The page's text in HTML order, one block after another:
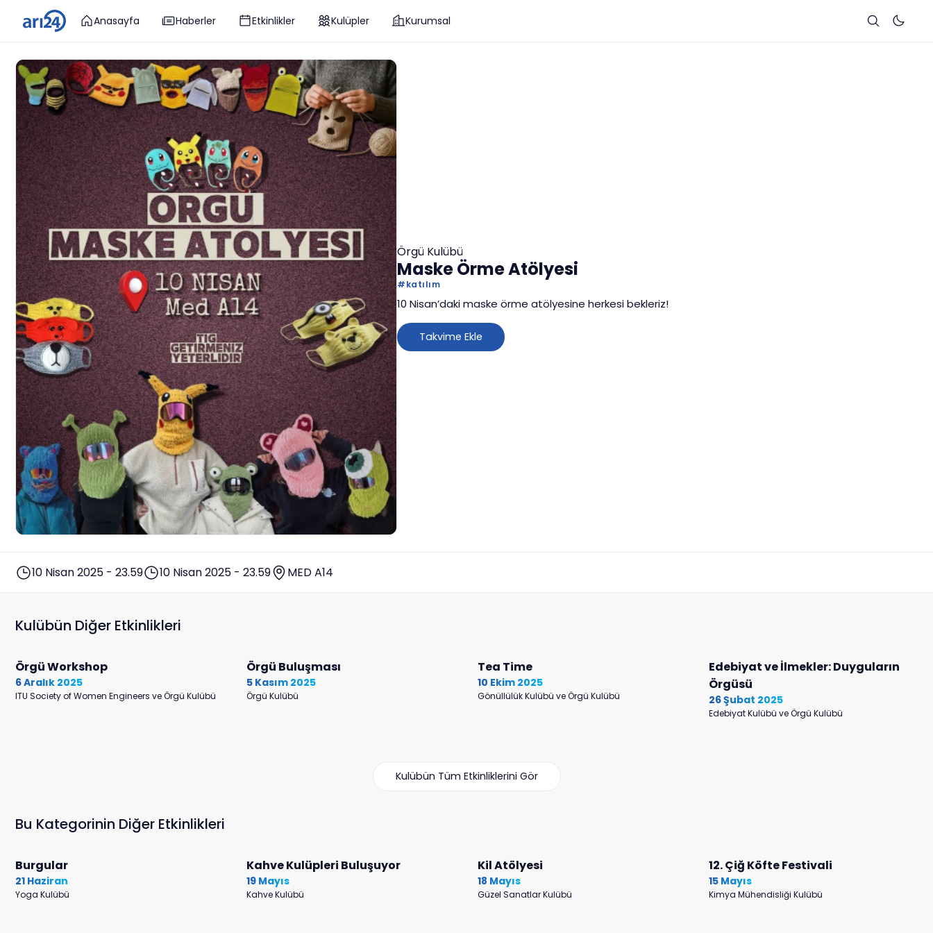
Anasayfa Haberler Etkinlikler Kulüpler Kurumsal
Örgü Kulübü
Maske Örme Atölyesi
#katılım
10 Nisan’daki maske örme atölyesine herkesi bekleriz!
Takvime Ekle
10 Nisan 2025 - 23.59 10 Nisan 2025 - 23.59 MED A14
Kulübün Diğer Etkinlikleri
Örgü Workshop
6 Aralık 2025
ITU Society of Women Engineers ve Örgü Kulübü
Örgü Buluşması
5 Kasım 2025
Örgü Kulübü
Tea Time
10 Ekim 2025
Gönüllülük Kulübü ve Örgü Kulübü
Edebiyat ve İlmekler: Duyguların
Örgüsü
26 Şubat 2025
Edebiyat Kulübü ve Örgü Kulübü
Kulübün Tüm Etkinliklerini Gör
Bu Kategorinin Diğer Etkinlikleri
Burgular
21 Haziran
Yoga Kulübü
Kahve Kulüpleri Buluşuyor
19 Mayıs
Kahve Kulübü
Kil Atölyesi
18 Mayıs
Güzel Sanatlar Kulübü
12. Çiğ Köfte Festivali
15 Mayıs
Kimya Mühendisliği Kulübü